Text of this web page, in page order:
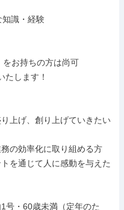
識・経験
をお持ちの方は尚可
たします！
上げ、創り上げていきたい
の効率化に取り組める方
を通じて人に感動を与えた
号・60歳未満（定年のた